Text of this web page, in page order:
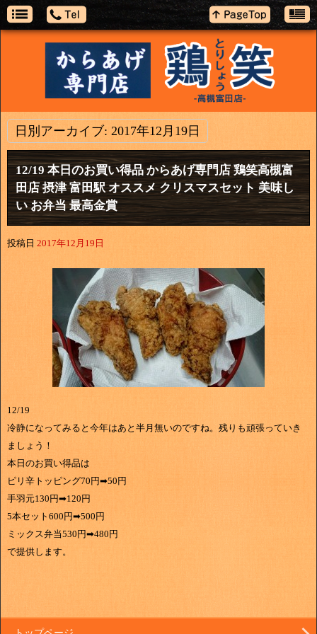
日別アーカイブ: 2017年12月19日
12/19 本日のお買い得品 からあげ専門店 鶏笑高槻富
田店 摂津 富田駅 オススメ クリスマスセット 美味し
い お弁当 最高金賞
投稿日 2017年12月19日
12/19
冷静になってみると今年はあと半月無いのですね。残りも頑張っていき
ましょう！
本日のお買い得品は
ピリ辛トッピング70円➡50円
手羽元130円➡120円
5本セット600円➡500円
ミックス弁当530円➡480円
で提供します。